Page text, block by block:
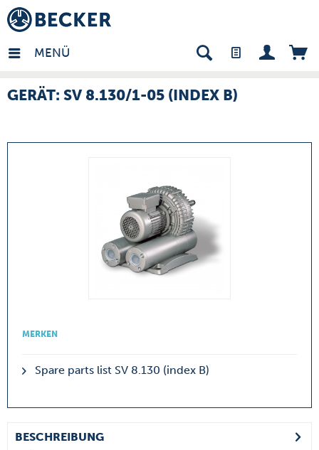
MENÜ
- DE
GERÄT: SV 8.130/1-05 (INDEX B)
MERKEN
Spare parts list SV 8.130 (index B)
BESCHREIBUNG